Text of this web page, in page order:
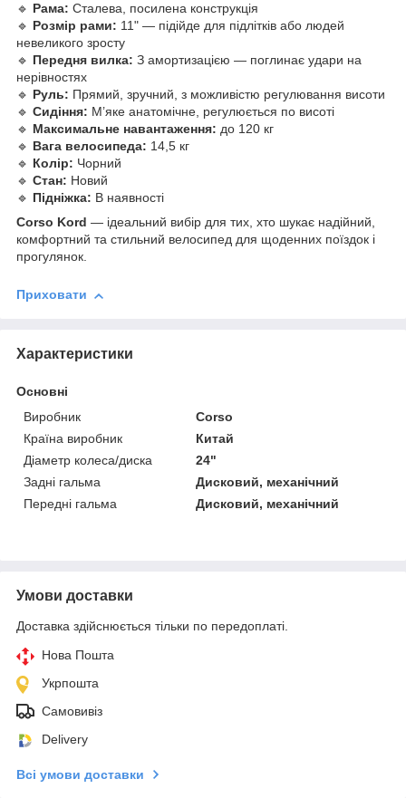
🔹 Рама: Сталева, посилена конструкція
🔹 Розмір рами: 11" — підійде для підлітків або людей
невеликого зросту
🔹 Передня вилка: З амортизацією — поглинає удари на
нерівностях
🔹 Руль: Прямий, зручний, з можливістю регулювання висоти
🔹 Сидіння: М’яке анатомічне, регулюється по висоті
🔹 Максимальне навантаження: до 120 кг
🔹 Вага велосипеда: 14,5 кг
🔹 Колір: Чорний
🔹 Стан: Новий
🔹 Підніжка: В наявності
Corso Kord — ідеальний вибір для тих, хто шукає надійний,
комфортний та стильний велосипед для щоденних поїздок і
прогулянок.
Приховати
Характеристики
Основні
Виробник
Corso
Країна виробник
Китай
Діаметр колеса/диска
24"
Задні гальма
Дисковий, механічний
Передні гальма
Дисковий, механічний
Умови доставки
Доставка здійснюється тільки по передоплаті.
Нова Пошта
Укрпошта
Самовивіз
Delivery
Всі умови доставки